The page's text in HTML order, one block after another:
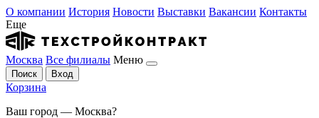
О компании История Новости Выставки Вакансии Контакты
Еще
Москва Все филиалы Меню
Поиск Вход
Корзина
Ваш город — Москва?